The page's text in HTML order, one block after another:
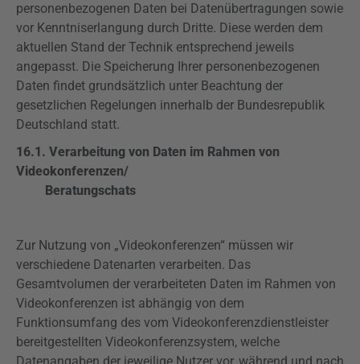
personenbezogenen Daten bei Datenübertragungen sowie
vor Kenntniserlangung durch Dritte. Diese werden dem
aktuellen Stand der Technik entsprechend jeweils
angepasst. Die Speicherung Ihrer personenbezogenen
Daten findet grundsätzlich unter Beachtung der
gesetzlichen Regelungen innerhalb der Bundesrepublik
Deutschland statt.
16.1. Verarbeitung von Daten im Rahmen von
Videokonferenzen/
Beratungschats
Zur Nutzung von „Videokonferenzen“ müssen wir
verschiedene Datenarten verarbeiten. Das
Gesamtvolumen der verarbeiteten Daten im Rahmen von
Videokonferenzen ist abhängig von dem
Funktionsumfang des vom Videokonferenzdienstleister
bereitgestellten Videokonferenzsystem, welche